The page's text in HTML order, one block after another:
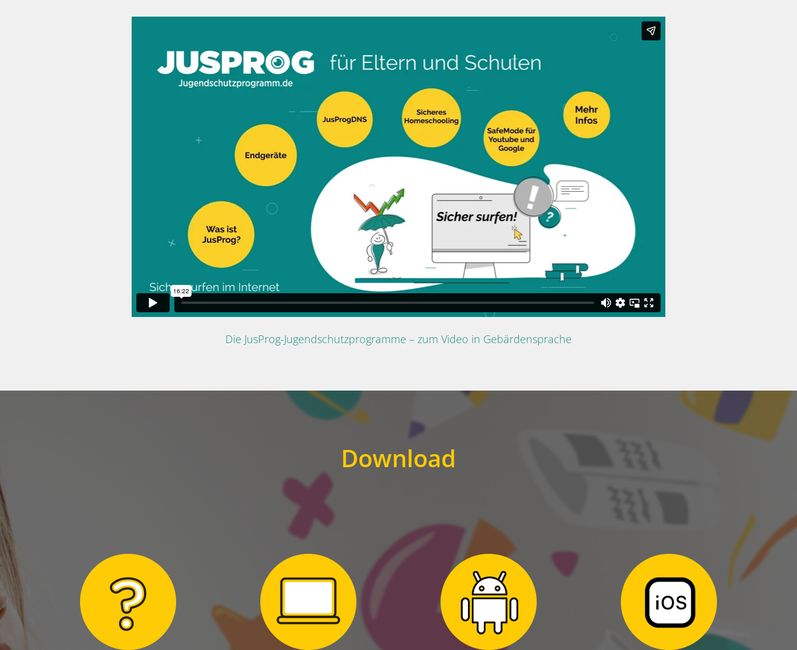
Die JusProg-Jugendschutzprogramme – zum Video in Gebärdensprache
Download
Hier finden Sie
Zum Download
Zum Download
Zum Download